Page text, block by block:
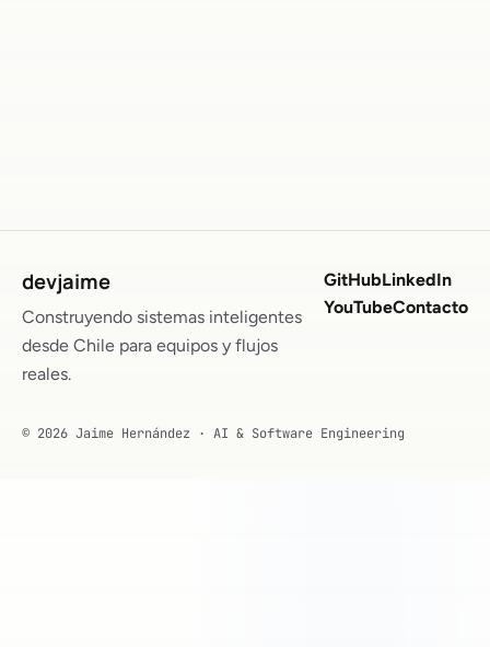
devjaime
Construyendo sistemas inteligentes
desde Chile para equipos y flujos
reales.
GitHubLinkedIn
YouTubeContacto
© 2026 Jaime Hernández · AI & Software Engineering